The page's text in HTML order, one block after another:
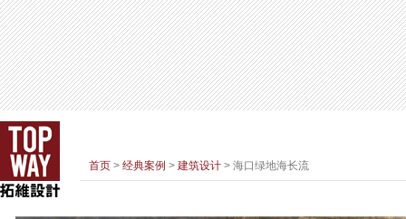
首页 > 经典案例 > 建筑设计 > 海口绿地海长流